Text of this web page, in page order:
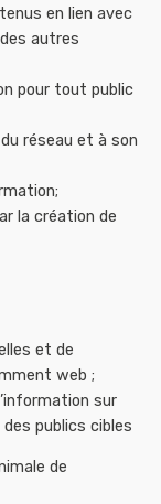
en lien avec
autres
pour tout public
réseau et à son
la création de
et de
web ;
sur
publics cibles
de